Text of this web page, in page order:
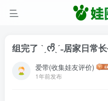
爱带(收集娃友评价)
1年前发布